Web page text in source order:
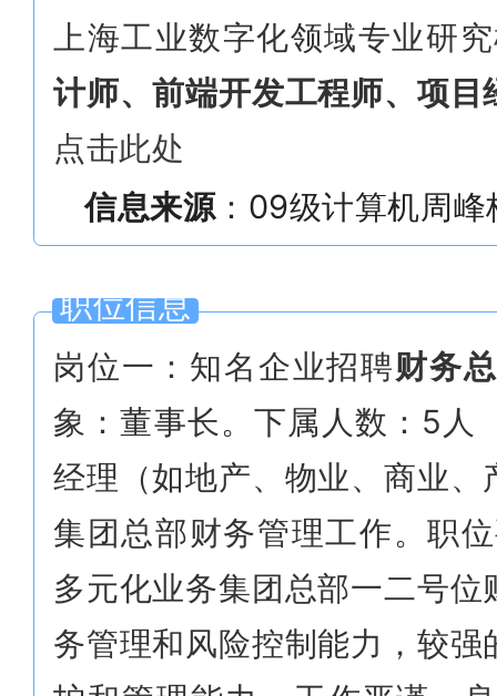
上海工业数字化领域专业研
计师、前端开发工程师、项
点击此处
信息来源：09级计算机周峰
职位信息
岗位一：知名企业招聘财务
象：董事长。下属人数：5人
经理（如地产、物业、商业
集团总部财务管理工作。职
多元化业务集团总部一二号
务管理和风险控制能力，较